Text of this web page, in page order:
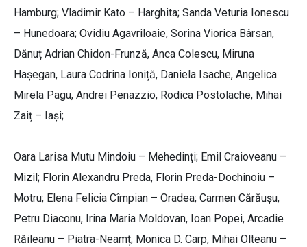
Hamburg; Vladimir Kato – Harghita; Sanda Veturia Ionescu
– Hunedoara; Ovidiu Agavriloaie, Sorina Viorica Bârsan,
Dănuț Adrian Chidon-Frunză, Anca Colescu, Miruna
Hașegan, Laura Codrina Ioniță, Daniela Isache, Angelica
Mirela Pagu, Andrei Penazzio, Rodica Postolache, Mihai
Zaiț – Iași;
Oara Larisa Mutu Mindoiu – Mehedinți; Emil Craioveanu –
Mizil; Florin Alexandru Preda, Florin Preda-Dochinoiu –
Motru; Elena Felicia Cîmpian – Oradea; Carmen Cărăușu,
Petru Diaconu, Irina Maria Moldovan, Ioan Popei, Arcadie
Răileanu – Piatra-Neamț; Monica D. Carp, Mihai Olteanu –